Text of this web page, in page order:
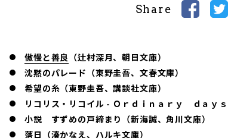
Share
傲慢と善良 （辻村深月、朝日文庫）
沈黙のパレード（東野圭吾、文春文庫）
希望の糸（東野圭吾、講談社文庫）
リコリス・リコイル - Ｏｒｄｉｎａｒｙ ｄａｙｓ
小説 すずめの戸締まり（新海誠、角川文庫）
落日 （湊かなえ、ハルキ文庫）